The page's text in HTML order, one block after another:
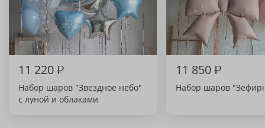
11 220₽
Набор шаров "Звездное небо"
с луной и облаками
11 850₽
Набор шаров